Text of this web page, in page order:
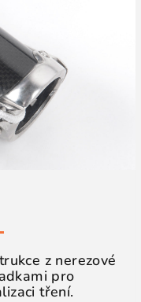
z nerezové
pro
tření.